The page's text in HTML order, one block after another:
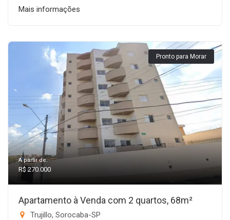
Mais informações
Pronto para Morar
A partir de:
R$ 270.000
Apartamento à Venda com 2 quartos, 68m²
Trujillo, Sorocaba-SP